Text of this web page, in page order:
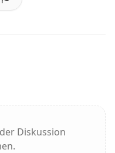
Diskussion